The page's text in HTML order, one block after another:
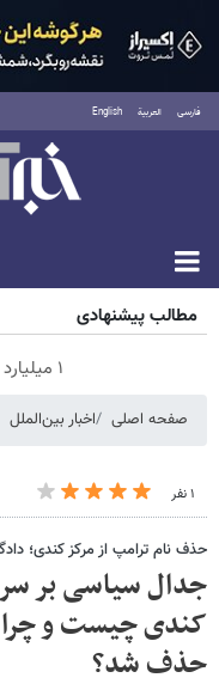
فارسی العربية English
جمعه ۱۶ مرداد ۱۴۰۵
مطالب پیشنهادی
۱ میلیارد اعتبار خرید طلا | بدون ضامن و چک
صفحه اصلی اخبار بین‌الملل
۱ نفر
حذف نام ترامپ از مرکز کندی؛
جدال سیاسی بر سر
کندی چیست و چرا
حذف شد؟